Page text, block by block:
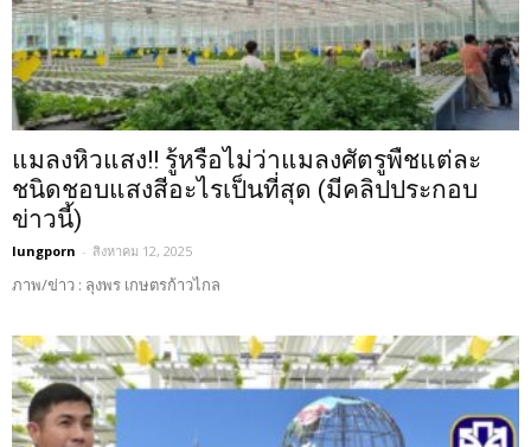
แมลงหิวแสง!! รู้หรือไม่ว่าแมลงศัตรูพืชแต่ละ
ชนิดชอบแสงสีอะไรเป็นที่สุด (มีคลิปประกอบ
ข่าวนี้)
lungporn - สิงหาคม 12, 2025
ภาพ/ข่าว : ลุงพร เกษตรก้าวไกล